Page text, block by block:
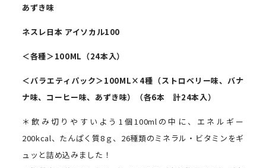
あずき味
ネスレ日本 アイソカル100
＜各種＞100ML （24本入）
＜バラエティパック＞100ML× 4種（ストロベリー味、バナ
ナ味、コーヒー味、あずき味）
（各6本 計24本入）
＊飲み切りやすいよう1個100mlの中に、エネルギー
200kcal、たんぱく質8ｇ、26種類のミネラル・ビタミンをギ
ュッと詰め込みました！